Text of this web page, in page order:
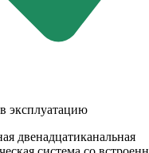
эксплуатацию
двенадцатиканальная